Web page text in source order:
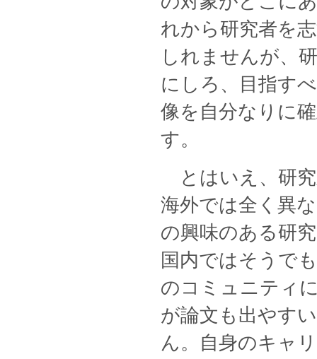
れから研究者を
しれませんが、
にしろ、目指す
像を自分なりに
す。
とはいえ、研
海外では全く異
の興味のある研
国内ではそうで
のコミュニティ
が論文も出やす
ん。自身のキャ